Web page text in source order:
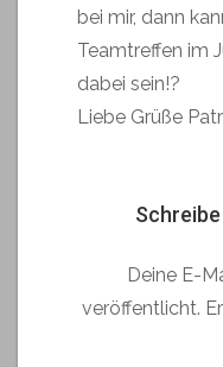
bei mir, dann
Teamtreffen im
dabei sein!?
Liebe Grüße
Deine E-
veröffentlicht.